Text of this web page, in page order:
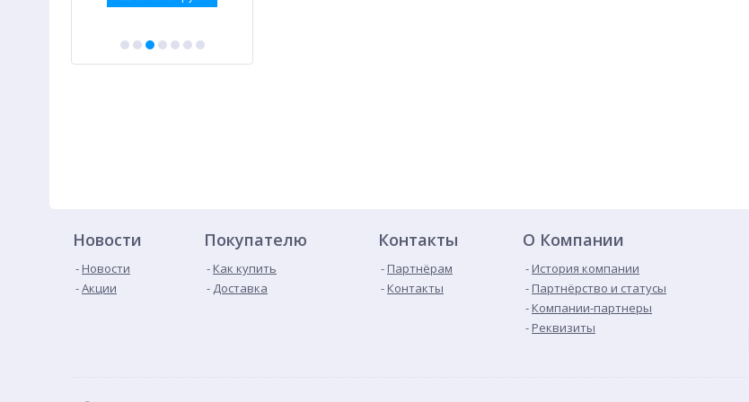
Новости
Новости
Акции
Покупателю
Как купить
Доставка
Контакты
Партнёрам
Контакты
О Компании
История компании
Партнёрство и статусы
Компании-партнеры
Реквизиты